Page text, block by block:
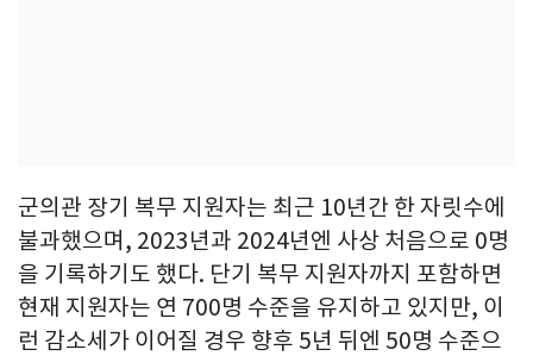
군의관 장기 복무 지원자는 최근 10년간 한 자릿수에
불과했으며, 2023년과 2024년엔 사상 처음으로 0명
을 기록하기도 했다. 단기 복무 지원자까지 포함하면
현재 지원자는 연 700명 수준을 유지하고 있지만, 이
런 감소세가 이어질 경우 향후 5년 뒤엔 50명 수준으